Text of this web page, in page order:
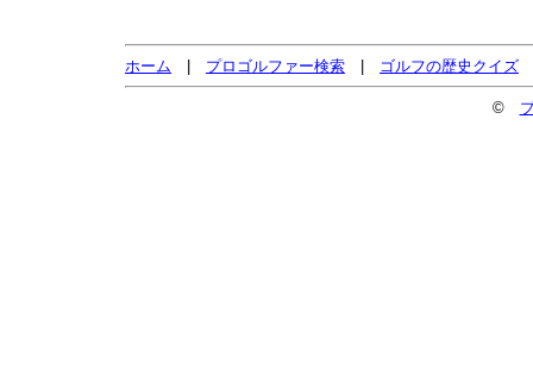
ホーム | プロゴルファー検索 | ゴルフの歴史クイズ
©